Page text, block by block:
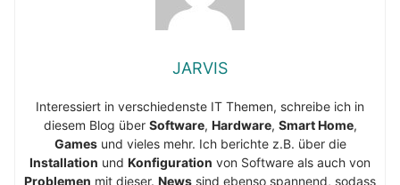
JARVIS
Interessiert in verschiedenste IT Themen, schreibe ich in
diesem Blog über Software, Hardware, Smart Home,
Gamesund vieles mehr. Ich berichte z.B. über die
Installation und Konfiguration von Software als auch von
Problemen mit dieser. News sind ebenso spannend, sodass